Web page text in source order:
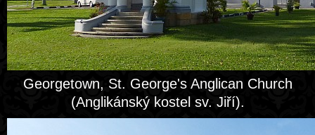
Georgetown, St. George's Anglican Church
(Anglikánský kostel sv. Jiří).